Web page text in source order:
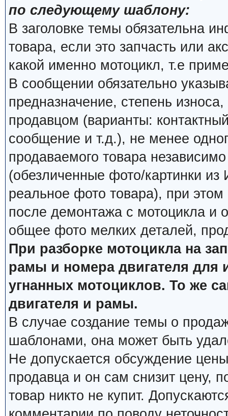
по следующему шаблону:
В заголовке темы обязательна
товара, если это запчасть или
какой именно мотоцикл, т.е
В сообщении обязательно
предназначение, степень
продавцом (варианты:
сообщение и т.д.), не менее
продаваемого товара
(обезличенные фото/картинки из
реальное фото товара), при
после демонтажа с мотоцикла и
общее фото мелких деталей,
При разборке мотоцикла на
рамы и номера двигателя для
угнанных мотоциклов. То же
двигателя и рамы.
В случае создание темы о
шаблонами, она может быть
Не допускается обсуждение
продавца и он сам снизит цену,
товар никто не купит.